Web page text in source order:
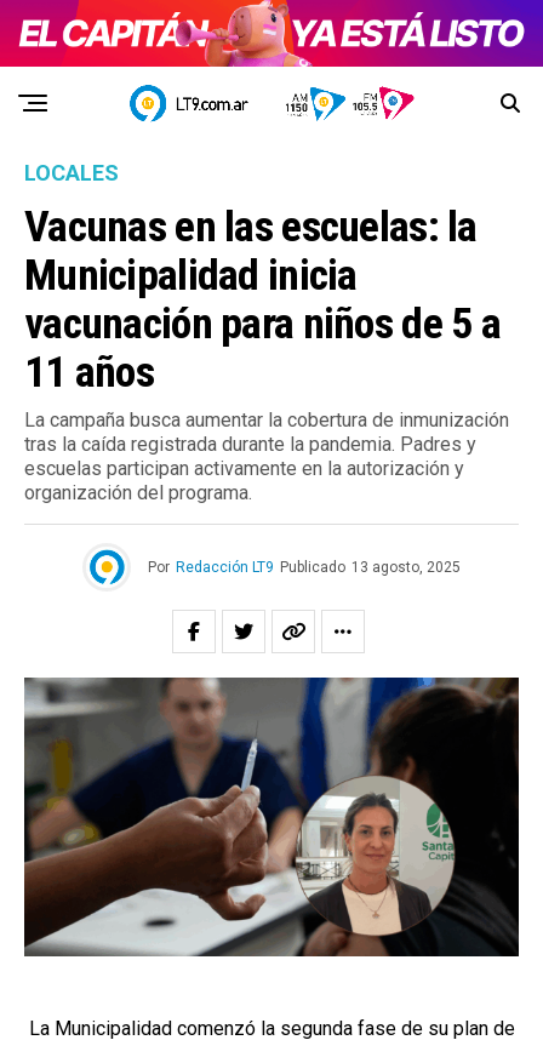
LOCALES
Vacunas en las escuelas: la
Municipalidad inicia
vacunación para niños de 5 a
11 años
La campaña busca aumentar la cobertura de inmunización
tras la caída registrada durante la pandemia. Padres y
escuelas participan activamente en la autorización y
organización del programa.
Por Redacción LT9 Publicado 13 agosto, 2025
La Municipalidad comenzó la segunda fase de su plan de